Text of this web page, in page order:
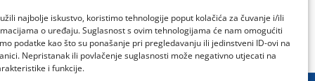
najbolje iskustvo, koristimo tehnologije poput kolačića za čuvanje i/ili
o uređaju. Suglasnost s ovim tehnologijama će nam omogućiti
podatke kao što su ponašanje pri pregledavanju ili jedinstveni ID-ovi na
Nepristanak ili povlačenje suglasnosti može negativno utjecati na
i funkcije.